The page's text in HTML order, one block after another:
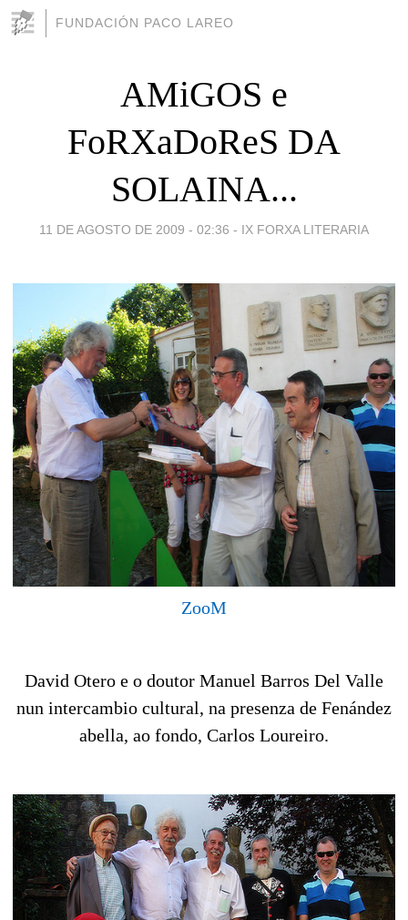
FUNDACIÓN PACO LAREO
AMiGOS e
FoRXaDoReS DA
SOLAINA...
11 DE AGOSTO DE 2009 - 02:36 - IX FORXA LITERARIA
ZooM
David Otero e o doutor Manuel Barros Del Valle
nun intercambio cultural, na presenza de Fenández
abella, ao fondo, Carlos Loureiro.